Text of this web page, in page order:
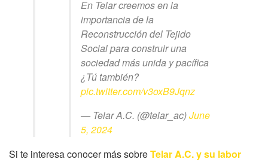
En Telar creemos en la
importancia de la
Reconstrucción del Tejido
Social para construir una
sociedad más unida y pacífica
¿Tú también?
pic.twitter.com/v3oxB9Jqnz
— Telar A.C. (@telar_ac)June
5, 2024
Si te interesa conocer más sobreTelar A.C. y su labor